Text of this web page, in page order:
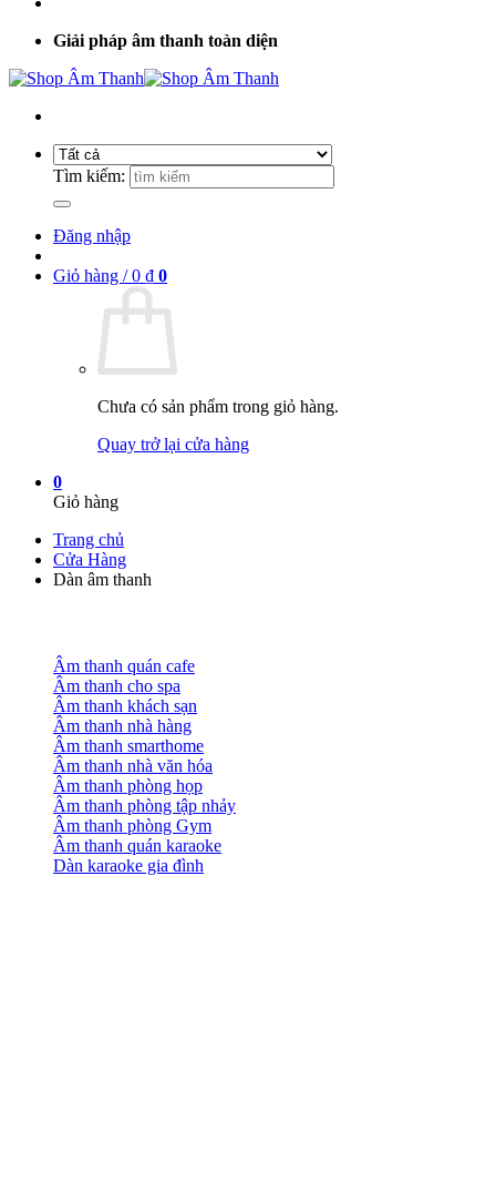
Giải pháp âm thanh toàn diện
Tìm kiếm:
Đăng nhập
Giỏ hàng /0 ₫ 0
Chưa có sản phẩm trong giỏ hàng.
Quay trở lại cửa hàng
0
Giỏ hàng
Trang chủ
Cửa Hàng
Dàn âm thanh
Âm thanh quán cafe
Âm thanh cho spa
Âm thanh khách sạn
Âm thanh nhà hàng
Âm thanh smarthome
Âm thanh nhà văn hóa
Âm thanh phòng họp
Âm thanh phòng tập nhảy
Âm thanh phòng Gym
Âm thanh quán karaoke
Dàn karaoke gia đình